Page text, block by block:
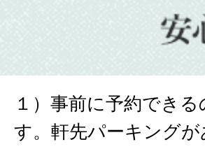
１）事前に予約でき
す。軒先パーキング